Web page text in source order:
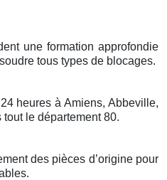
une formation approfondie
tous types de blocages.
heures à Amiens, Abbeville,
le département 80.
des pièces d’origine pour